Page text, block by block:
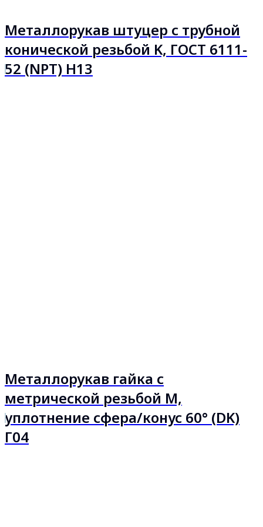
Металлорукав штуцер с трубной
конической резьбой K, ГОСТ 6111-
52 (NPT) Н13
Металлорукав гайка с
метрической резьбой М,
уплотнение сфера/конус 60° (DK)
Г04